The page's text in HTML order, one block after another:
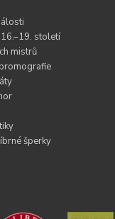
století
mistrů
šperky